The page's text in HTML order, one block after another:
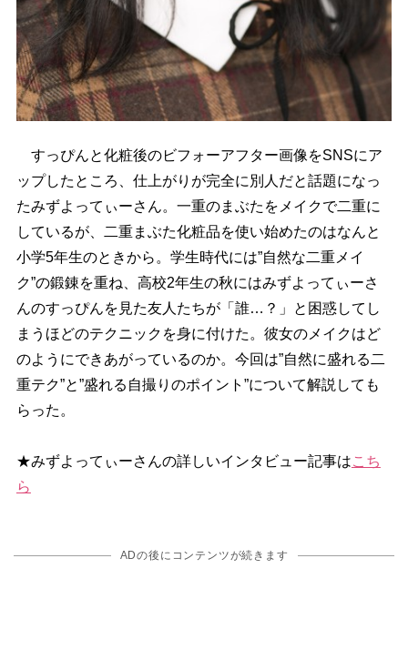
すっぴんと化粧後のビフォーアフター画像をSNSにア
ップしたところ、仕上がりが完全に別人だと話題になっ
たみずよってぃーさん。一重のまぶたをメイクで二重に
しているが、二重まぶた化粧品を使い始めたのはなんと
小学5年生のときから。学生時代には”自然な二重メイ
ク”の鍛錬を重ね、高校2年生の秋にはみずよってぃーさ
んのすっぴんを見た友人たちが「誰…？」と困惑してし
まうほどのテクニックを身に付けた。彼女のメイクはど
のようにできあがっているのか。今回は”自然に盛れる二
重テク”と”盛れる自撮りのポイント”について解説しても
らった。
★みずよってぃーさんの詳しいインタビュー記事はこち
ら
ADの後にコンテンツが続きます